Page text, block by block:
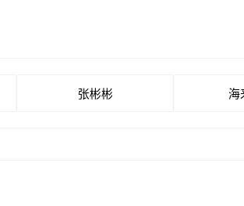
张彬彬 海